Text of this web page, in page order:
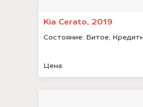
Kia Cerato, 2019
Состояние: Битое,
Цена: